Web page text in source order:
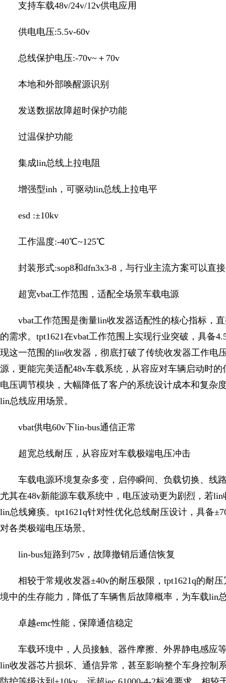
支持车载48v/24v/12v供电应用
供电电压:5.5v-60v
总线保护电压:-70v~＋70v
本地和外部唤醒源识别
发送数据故障超时保护功能
过温保护功能
集成lin总线上拉电阻
增强型inh，可驱动lin总线上拉电平
esd :±10kv
工作温度:-40℃~125℃
封装形式:sop8和dfn3x3-8，与行业主流方案可以直
超宽vbat工作范围，适配全场景车载电源
vbat工作范围是衡量lin收发器适配性的核心指标，
的需求。tpt1621在vbat工作范围上实现行业突破，具备
现这一范围的lin收发器，彻底打破了传统收发器工作电
源，更能完美适配48v车载系统，从容应对车辆启动时
电压调节模块，大幅降低了客户的系统设计成本和复杂
lin总线应用场景。
vbat供电60v下lin-bus通信正常
超宽总线耐压，从容应对车载极端电压冲击
车载电源环境复杂多变，启停瞬间、负载切换、线
尤其在48v新能源车载系统中，电压波动更为剧烈，若
lin总线瘫痪。tpt1621q针对性优化总线耐压设计，具备
对各类极端电压场景。
lin-bus短路到75v，故障撤销后通信恢复
相较于常规收发器±40v的耐压极限，tpt1621q的耐
境中的生存能力，降低了车辆售后故障概率，为车载lin
卓越emc性能，保障通信稳定
车载环境中，人员接触、器件摩擦、外界静电感应
lin收发器芯片损坏、通信异常，甚至影响整个车身控制